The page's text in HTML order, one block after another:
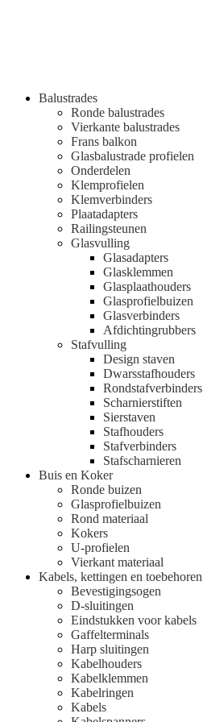
Balustrades
Ronde balustrades
Vierkante balustrades
Frans balkon
Glasbalustrade profielen
Onderdelen
Klemprofielen
Klemverbinders
Plaatadapters
Railingsteunen
Glasvulling
Glasadapters
Glasklemmen
Glasplaathouders
Glasprofielbuizen
Glasverbinders
Afdichtingrubbers
Stafvulling
Design staven
Dwarsstafhouders
Rondstafverbinders
Scharnierstiften
Sierstaven
Stafhouders
Stafverbinders
Stafscharnieren
Buis en Koker
Ronde buizen
Glasprofielbuizen
Rond materiaal
Kokers
U-profielen
Vierkant materiaal
Kabels, kettingen en toebehoren
Bevestigingsogen
D-sluitingen
Eindstukken voor kabels
Gaffelterminals
Harp sluitingen
Kabelhouders
Kabelklemmen
Kabelringen
Kabels